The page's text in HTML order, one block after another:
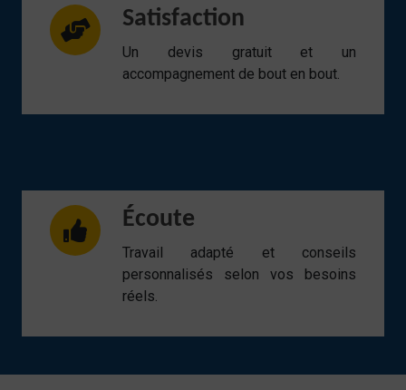
Satisfaction
Un devis gratuit et un
accompagnement de bout en bout.
Écoute
Travail adapté et conseils
personnalisés selon vos besoins
réels.